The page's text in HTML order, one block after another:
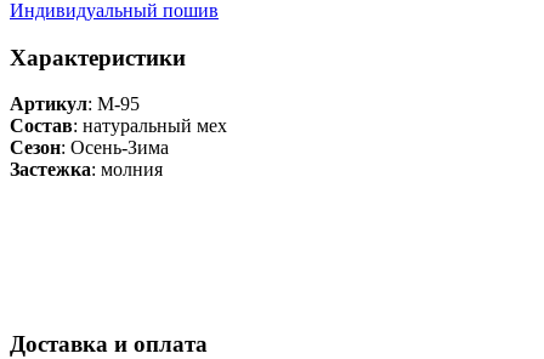
Индивидуальный пошив
Характеристики
Артикул: М-95
Состав: натуральный мех
Сезон: Осень-Зима
Застежка: молния
Доставка и оплата